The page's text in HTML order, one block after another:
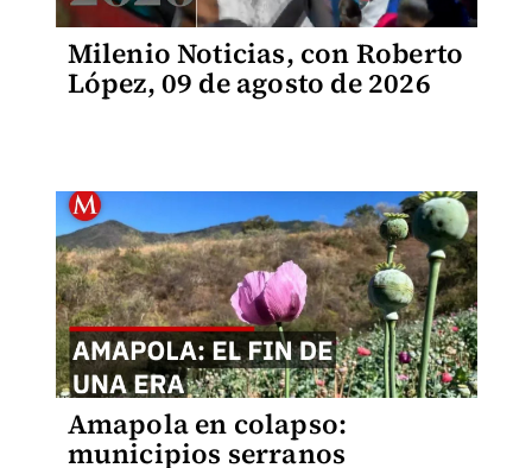
Milenio Noticias, con Roberto
López, 09 de agosto de 2026
Amapola en colapso:
municipios serranos